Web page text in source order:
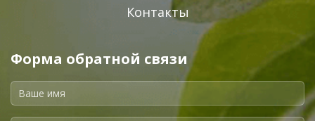
Контакты
Форма обратной связи